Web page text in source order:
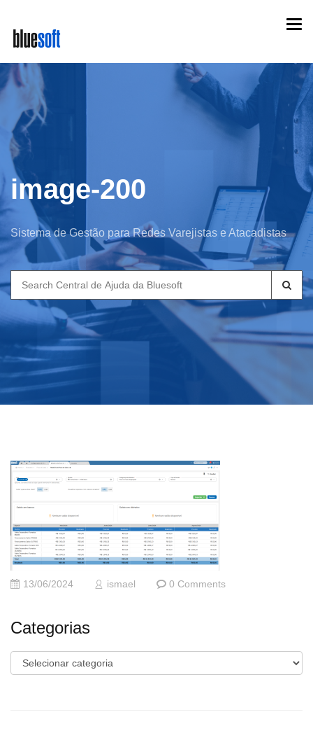
main
content
image-200
Sistema de Gestão para Redes Varejistas e Atacadistas
Search
for:
13/06/2024 ismael 0 Comments
Categorias
Categorias